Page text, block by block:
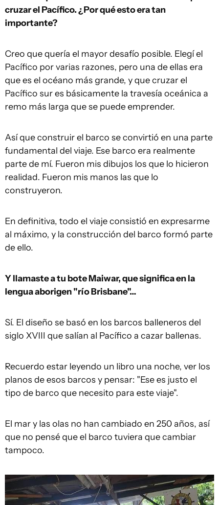
cruzar el Pacífico. ¿Por qué esto era tan
importante?
Creo que quería el mayor desafío posible. Elegí el
Pacífico por varias razones, pero una de ellas era
que es el océano más grande, y que cruzar el
Pacífico sur es básicamente la travesía oceánica a
remo más larga que se puede emprender.
Así que construir el barco se convirtió en una parte
fundamental del viaje. Ese barco era realmente
parte de mí. Fueron mis dibujos los que lo hicieron
realidad. Fueron mis manos las que lo
construyeron.
En definitiva, todo el viaje consistió en expresarme
al máximo, y la construcción del barco formó parte
de ello.
Y llamaste a tu bote Maiwar, que significa en la
lengua aborigen "río Brisbane"…
Sí. El diseño se basó en los barcos balleneros del
siglo XVIII que salían al Pacífico a cazar ballenas.
Recuerdo estar leyendo un libro una noche, ver los
planos de esos barcos y pensar: "Ese es justo el
tipo de barco que necesito para este viaje".
El mar y las olas no han cambiado en 250 años, así
que no pensé que el barco tuviera que cambiar
tampoco.